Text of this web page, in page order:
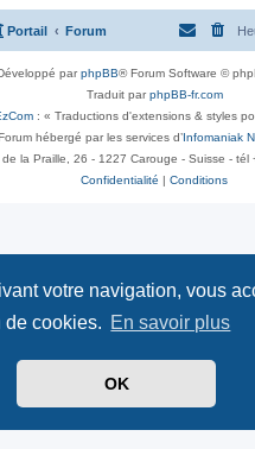
votre navigation, vous
de cookies. En savoir plus
OK
Portail Forum
parphpBB® Forum Software ©
Traduit parphpBB-fr.com
: « Traductions d'extensions & styles
Forum hébergé par les services d’ Infomaniak
la Praille, 26 - 1227 Carouge - Suisse -
Confidentialité
Conditions